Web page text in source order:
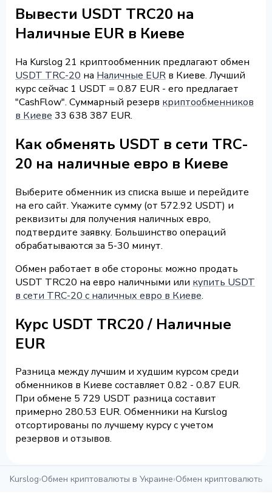
Вывести USDT TRC20 на
Наличные EUR в Киеве
На Kurslog 21 криптообменник предлагают обмен
USDT TRC-20 на Наличные EUR в Киеве. Лучший
курс сейчас 1 USDT = 0.87 EUR - его предлагает
"CashFlow". Суммарный резерв криптообменников
в Киеве 33 638 387 EUR.
Как обменять USDT в сети TRC-
20 на наличные евро в Киеве
Выберите обменник из списка выше и перейдите
на его сайт. Укажите сумму (от 572.92 USDT) и
реквизиты для получения наличных евро,
подтвердите заявку. Большинство операций
обрабатываются за 5-30 минут.
Обмен работает в обе стороны: можно продать
USDT TRC20 на евро наличными или купить USDT
в сети TRC-20 с наличных евро в Киеве.
Курс USDT TRC20 / Наличные
EUR
Разница между лучшим и худшим курсом среди
обменников в Киеве составляет 0.82 - 0.87 EUR.
При обмене 5 729 USDT разница составит
примерно 280.53 EUR. Обменники на Kurslog
отсортированы по лучшему курсу с учетом
резервов и отзывов.
Kurslog›Обмен криптовалюты в Украине›Обмен криптовалюты